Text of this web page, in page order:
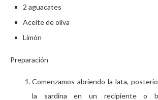
2 aguacates
Aceite de oliva
Limón
Preparación
Comenzamos abriendo la lata,
la sardina en un recipiente o